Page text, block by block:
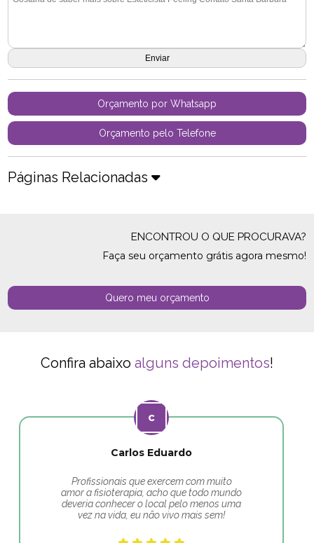
Orçamento por Whatsapp
Orçamento pelo Telefone
Páginas Relacionadas
ENCONTROU O QUE PROCURAVA?
Faça seu orçamento grátis agora mesmo!
Quero meu orçamento
Confira abaixo alguns depoimentos!
Carlos Eduardo
Profissionais que exercem com muito
amor a fisioterapia, acho que todo mundo
deveria conhecer o local pelo menos uma
vez na vida, eu não vivo mais sem!